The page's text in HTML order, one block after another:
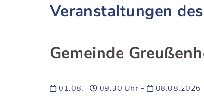
Veranstaltungen
Gemeinde
01.08. 09:30 Uhr – 08.08.2026